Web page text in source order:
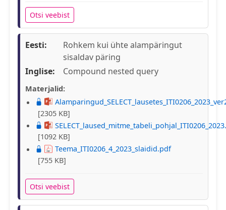
Otsi veebist
Eesti:
Rohkem kui ühte alampäringut
sisaldav päring
Inglise:
Compound nested query
Materjalid:
[2305 KB]
[1092 KB]
Teema_ITI0206_4_2023_slaidid.pdf
[755 KB]
Otsi veebist